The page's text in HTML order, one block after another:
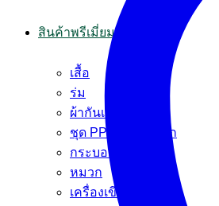
สินค้าพรีเมี่ยม
เสื้อ
ร่ม
ผ้ากันเปื้อน
ชุด PPE+ผ้าปิดจมูก
กระบอกน้ำ
หมวก
เครื่องเขียน